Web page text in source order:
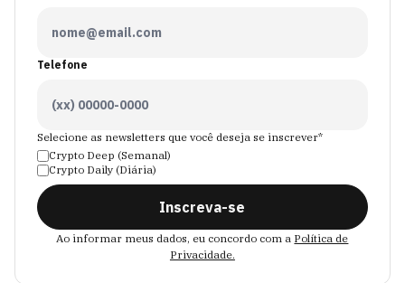
Telefone
Selecione as newsletters que você deseja se inscrever*
Crypto Deep (Semanal)
Crypto Daily (Diária)
Inscreva-se
Ao informar meus dados, eu concordo com a Política de
Privacidade.